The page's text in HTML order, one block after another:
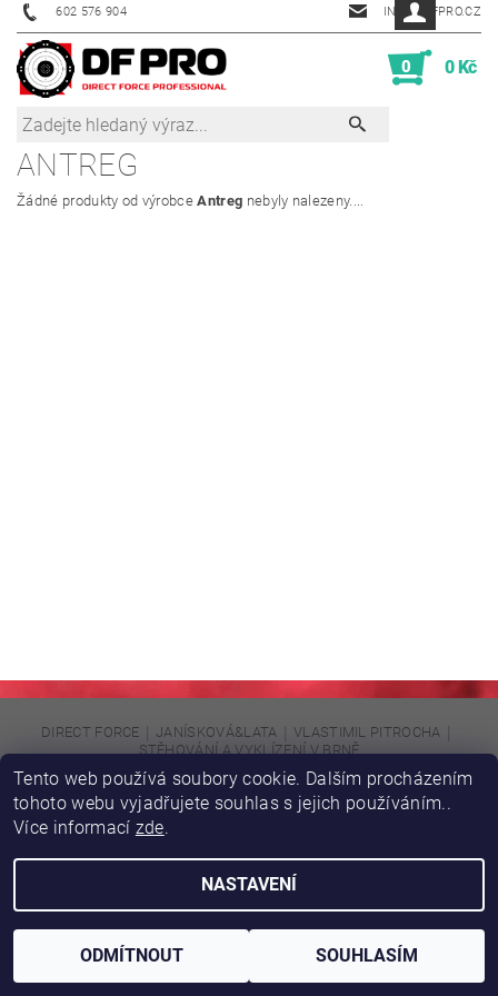
602 576 904 INFO@DFPRO.CZ
0 0 Kč
ANTREG
Žádné produkty od výrobceAntreg nebyly nalezeny....
DIRECT FORCE | JANÍSKOVÁ&LATA | VLASTIMIL PITROCHA |
STĚHOVÁNÍ A VYKLÍZENÍ V BRNĚ
2026 © DIRFORPRO, všechna práva vyhrazena
Vytvořil Shoptet
Tento web používá soubory cookie. Dalším procházením
tohoto webu vyjadřujete souhlas s jejich používáním..
Více informací zde.
NASTAVENÍ
ODMÍTNOUT SOUHLASÍM